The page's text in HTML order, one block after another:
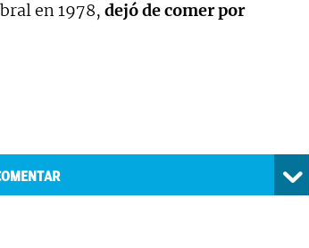
en 1978, dejó de comer por